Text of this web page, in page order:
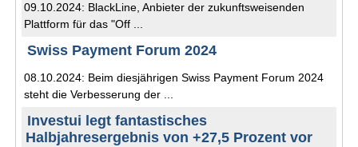
09.10.2024: BlackLine, Anbieter der zukunftsweisenden
Plattform für das "Off ...
Swiss Payment Forum 2024
08.10.2024: Beim diesjährigen Swiss Payment Forum 2024
steht die Verbesserung der ...
Investui legt fantastisches
Halbjahresergebnis von +27,5 Prozent vor